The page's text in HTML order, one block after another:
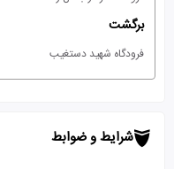
برگشت
فرودگاه شهید دستغیب
شرایط و ضوابط